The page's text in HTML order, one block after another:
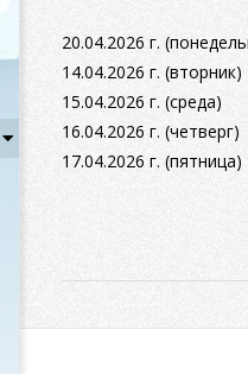
20.04.2026 г.
14.04.2026 г. (вторник)
15.04.2026 г. (среда)
16.04.2026 г. (четверг)
17.04.2026 г. (пятница)
06-